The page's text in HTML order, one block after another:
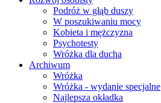
Podróż w głąb duszy
W poszukiwaniu mocy
Kobieta i mężczyzna
Psychotesty
Wróżka dla ducha
Archiwum
Wróżka
Wróżka - wydanie specjalne
Najlepsza okładka